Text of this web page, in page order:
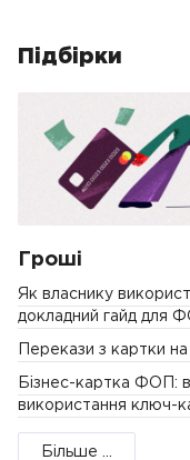
Підбірки
Гроші
Як власнику
докладний гайд для
Перекази з картки
Бізнес-картка ФОП:
використання ключ-
Більше ...